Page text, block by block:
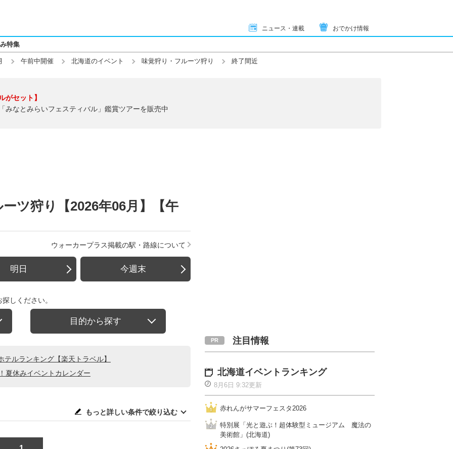
ニュース・連載 おでかけ情報
特集
午前中開催 北海道のイベント 味覚狩り・フルーツ狩り 終了間近
がセット】
みなとみらいフェスティバル」鑑賞ツアーを販売中
ツ狩り【2026年06月】【午
ウォーカープラス掲載の駅・路線について
明日 今週末
しください。
目的から探す
ルランキング【楽天トラベル】
夏休みイベントカレンダー
もっと詳しい条件で絞り込む
注目情報
北海道イベントランキング
8月6日 9:32更新
赤れんがサマーフェスタ2026
特別展「光と遊ぶ！超体験型ミュージアム 魔法の
美術館」(北海道)